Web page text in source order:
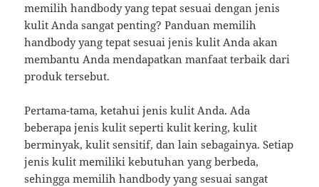
memilih handbody yang tepat sesuai dengan jenis
kulit Anda sangat penting? Panduan memilih
handbody yang tepat sesuai jenis kulit Anda akan
membantu Anda mendapatkan manfaat terbaik dari
produk tersebut.
Pertama-tama, ketahui jenis kulit Anda. Ada
beberapa jenis kulit seperti kulit kering, kulit
berminyak, kulit sensitif, dan lain sebagainya. Setiap
jenis kulit memiliki kebutuhan yang berbeda,
sehingga memilih handbody yang sesuai sangat